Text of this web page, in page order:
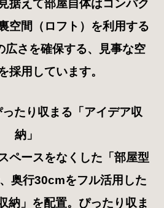
据えて部屋自体はコンパク
空間（ロフト）を利用する
広さを確保する、見事な空
採用しています。
たり収まる「アイデア収
納」
ペースをなくした「部屋型
奥行30cmをフル活用した
納」を配置。ぴったり収ま